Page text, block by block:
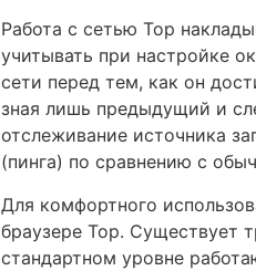
Работа с сетью Тор
учитывать при настройке
сети перед тем, как он
зная лишь предыдущий и
отслеживание источника
(пинга) по сравнению с
Для комфортного
браузере Тор. Существует
стандартном уровне